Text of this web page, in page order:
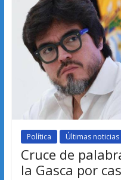
Política Últimas noticias
Cruce de
la Gasca por